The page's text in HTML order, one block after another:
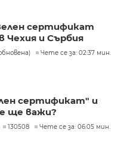
сертификат
Чехия и Сърбия
Чете се за: 02:37 мин.
сертификат" и
ще важи?
130508 Чете се за: 06:05 мин.